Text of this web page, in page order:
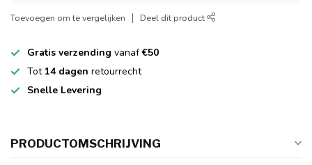
Toevoegen om te vergelijken Deel dit product
Gratis verzending vanaf€50
Tot 14 dagen retourrecht
Snelle Levering
PRODUCTOMSCHRIJVING